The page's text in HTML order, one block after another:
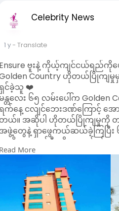
င်းတို့ငိုသလိုတို့လဲငိုနေတယ်
င်းတို့က အိမ်ပြို ကျုံးပြို သလို
ားသူတို့လမ်း
င်လွမ်းနေရုံပြီးပါ့မလား
ားခဲ့ပြီဆိုပေမဲ့
သွားကြသူတွေကရော
ျန်ရစ်သူတွေကို
ရှုံးပေးနေစေချင်ပါ့မလား စဉ်းစား
င်သလောက်ကူ
င်သလောက်ကူနေကြတာက
င်လို့ဆိုတာထက် ပြိုင်လို့မှမဝသေ
မောနေတယ်ဆို
င်းတို့ခဏတော့ထိုင်နေလိုက်
ါတို့က ပုဝါနဲ့သုပ်မပေးပဲ
ျွေးနဲ့မျက်ရည်တိတ်စေမယ် နော်
ေး ပြီးရင်တော့
င်းတို့ရဲ့ မြို့အဝင်သင်္ကေတတောင်
Celebrity News
1 y- Translate
ဗူးနဲ့ ကိုယ့်ကျင်ငယ်ရည်ကို
Country ဟိုတယ်ပြိုကျမှု
င်ခဲ့သူ ❤️
န္တလေး ၆၅ လမ်းပေါ်က
က်နေ့ ငလျင်ဘေးဒဏ်ကြောင့် အ
ယ်။ အဆိုပါ ဟိုတယ်ပြိုကျမှုကို
ဖွဲ့တွေနဲ့ ရှာဖွေကယ်ဆယ်ခဲ့ကြပြီ
မျိုးသားတစ်ဦးကို အသက်ရှင်လ
ဆိုပါ အမျိုးသားဟာ ပြိုကျပြီး
ရာဘာမျှမရှိသော်လည်း မိခင်အ
ေကို ရေဓာတ်ဆုံးရှုံးမှုမရှိအောင်
ျင်ငယ်ရေနဲ့ပဲ ဖျော်ပြီး အသက်
မျိုးသားဟာ တိုက်ပြိုကျမှုမှာ နာရီ
သက်ရှင်လျှက်ကယ်ဆယ်နိုင်ခဲ့တာဖ
More